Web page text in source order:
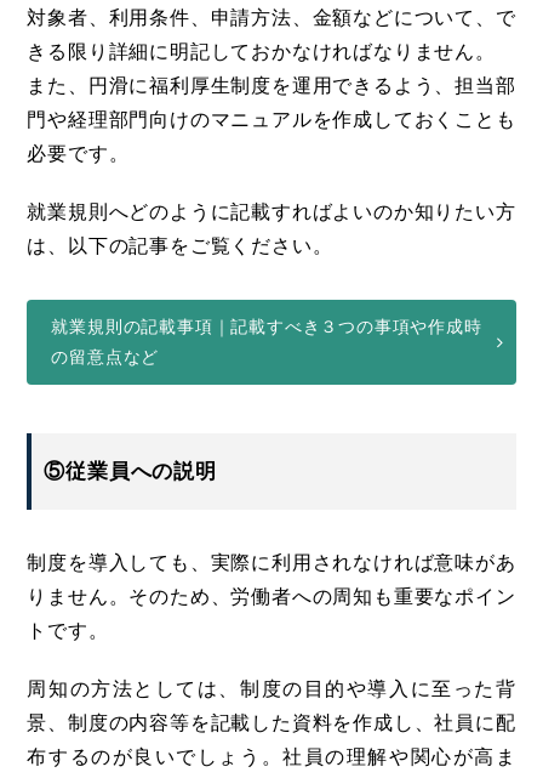
対象者、利用条件、申請方法、金額などについて、で
きる限り詳細に明記しておかなければなりません。
また、円滑に福利厚生制度を運用できるよう、担当部
門や経理部門向けのマニュアルを作成しておくことも
必要です。
就業規則へどのように記載すればよいのか知りたい方
は、以下の記事をご覧ください。
就業規則の記載事項｜記載すべき３つの事項や作成時
の留意点など
⑤従業員への説明
制度を導入しても、実際に利用されなければ意味があ
りません。そのため、労働者への周知も重要なポイン
トです。
周知の方法としては、制度の目的や導入に至った背
景、制度の内容等を記載した資料を作成し、社員に配
布するのが良いでしょう。社員の理解や関心が高ま